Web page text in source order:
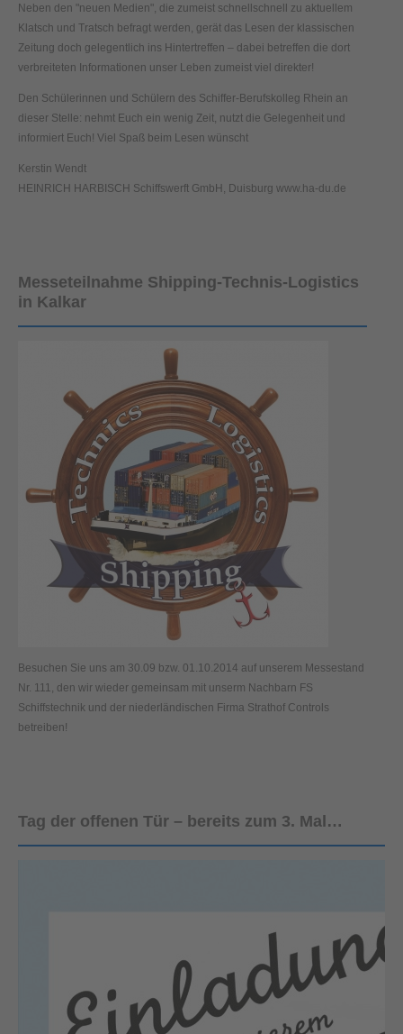
Neben den "neuen Medien", die zumeist schnellschnell zu aktuellem
Klatsch und Tratsch befragt werden, gerät das Lesen der klassischen
Zeitung doch gelegentlich ins Hintertreffen – dabei betreffen die dort
verbreiteten Informationen unser Leben zumeist viel direkter!
Den Schülerinnen und Schülern des Schiffer-Berufskolleg Rhein an
dieser Stelle: nehmt Euch ein wenig Zeit, nutzt die Gelegenheit und
informiert Euch! Viel Spaß beim Lesen wünscht
Kerstin Wendt
HEINRICH HARBISCH Schiffswerft GmbH, Duisburg www.ha-du.de
Messeteilnahme Shipping-Technis-Logistics
in Kalkar
Besuchen Sie uns am 30.09 bzw. 01.10.2014 auf unserem Messestand
Nr. 111, den wir wieder gemeinsam mit unserm Nachbarn FS
Schiffstechnik und der niederländischen Firma Strathof Controls
betreiben!
Tag der offenen Tür – bereits zum 3. Mal…